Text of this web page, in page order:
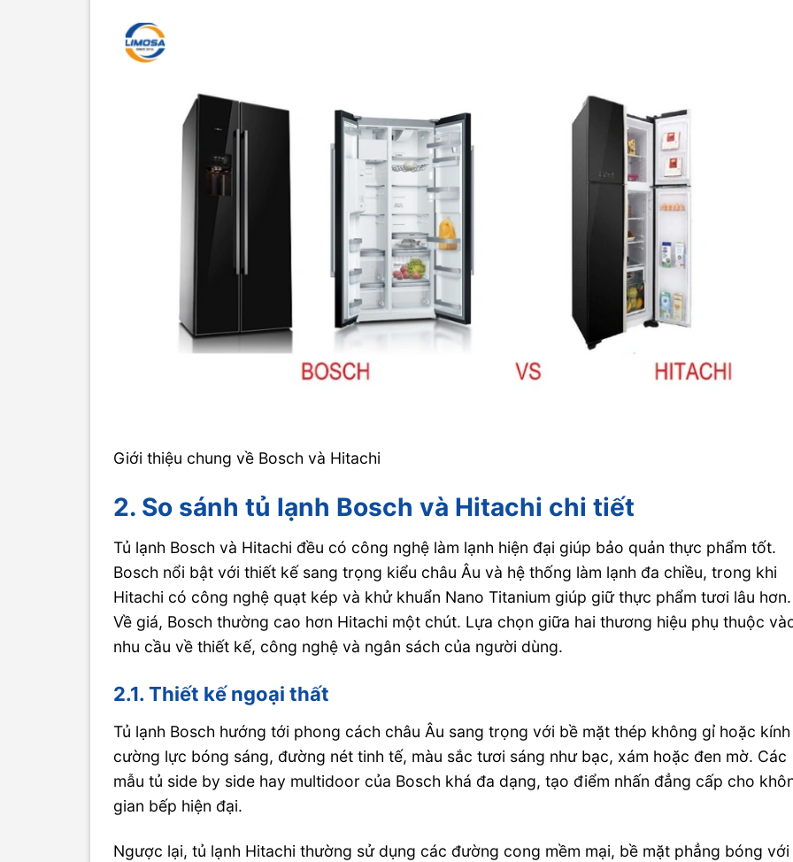
Giới thiệu chung về Bosch và Hitachi
2. So sánh tủ lạnh Bosch và Hitachi chi tiết
Tủ lạnh Bosch và Hitachi đều có công nghệ làm lạnh hiện đại giúp bảo quản thực phẩm tốt.
Bosch nổi bật với thiết kế sang trọng kiểu châu Âu và hệ thống làm lạnh đa chiều, trong khi
Hitachi có công nghệ quạt kép và khử khuẩn Nano Titanium giúp giữ thực phẩm tươi lâu hơn.
Về giá, Bosch thường cao hơn Hitachi một chút. Lựa chọn giữa hai thương hiệu phụ thuộc
nhu cầu về thiết kế, công nghệ và ngân sách của người dùng.
2.1. Thiết kế ngoại thất
Tủ lạnh Bosch hướng tới phong cách châu Âu sang trọng với bề mặt thép không gỉ hoặc kính
cường lực bóng sáng, đường nét tinh tế, màu sắc tươi sáng như bạc, xám hoặc đen mờ. Các
mẫu tủ side by side hay multidoor của Bosch khá đa dạng, tạo điểm nhấn đẳng cấp cho
gian bếp hiện đại.
Ngược lại, tủ lạnh Hitachi thường sử dụng các đường cong mềm mại, bề mặt phẳng bóng với